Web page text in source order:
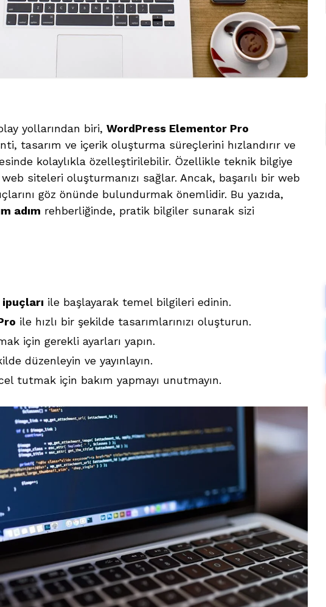
yollarından biri, WordPress Elementor Pro
tasarım ve içerik oluşturma süreçlerini hızlandırır ve
kolaylıkla özelleştirilebilir. Özellikle teknik bilgiye
siteleri oluşturmanızı sağlar. Ancak, başarılı bir web
göz önünde bulundurmak önemlidir. Bu yazıda,
adım rehberliğinde, pratik bilgiler sunarak sizi
ipuçları ile başlayarak temel bilgileri edinin.
ile hızlı bir şekilde tasarımlarınızı oluşturun.
için gerekli ayarları yapın.
düzenleyin ve yayınlayın.
tutmak için bakım yapmayı unutmayın.